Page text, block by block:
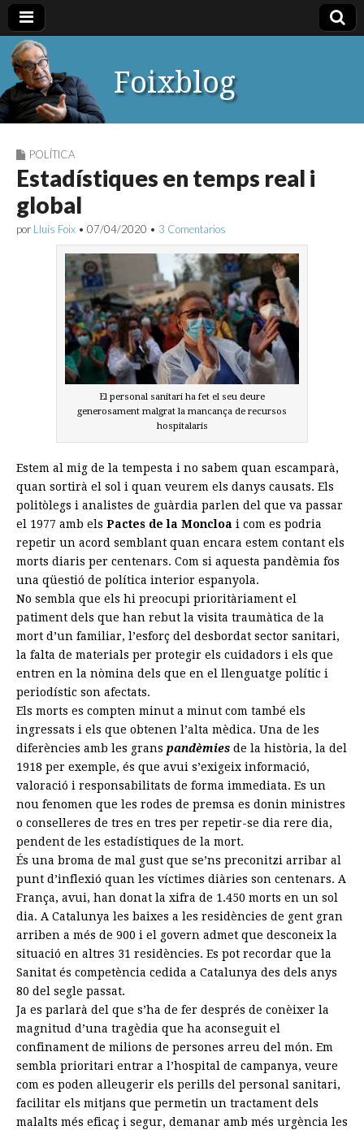
Foixblog
POLÍTICA
Estadístiques en temps real i
global
por Lluís Foix • 07/04/2020 • 3 Comentarios
El personal sanitari ha fet el seu deure
generosament malgrat la mancança de recursos
hospitalaris
Estem al mig de la tempesta i no sabem quan escamparà,
quan sortirà el sol i quan veurem els danys causats. Els
politòlegs i analistes de guàrdia parlen del que va passar
el 1977 amb els Pactes de la Moncloa i com es podria
repetir un acord semblant quan encara estem contant els
morts diaris per centenars. Com si aquesta pandèmia fos
una qüestió de política interior espanyola.
No sembla que els hi preocupi prioritàriament el
patiment dels que han rebut la visita traumàtica de la
mort d’un familiar, l’esforç del desbordat sector sanitari,
la falta de materials per protegir els cuidadors i els que
entren en la nòmina dels que en el llenguatge polític i
periodístic son afectats.
Els morts es compten minut a minut com també els
ingressats i els que obtenen l’alta mèdica. Una de les
diferències amb les grans pandèmies de la història, la del
1918 per exemple, és que avui s’exigeix informació,
valoració i responsabilitats de forma immediata. Es un
nou fenomen que les rodes de premsa es donin ministres
o conselleres de tres en tres per repetir-se dia rere dia,
pendent de les estadístiques de la mort.
És una broma de mal gust que se’ns preconitzi arribar al
punt d’inflexió quan les víctimes diàries son centenars. A
França, avui, han donat la xifra de 1.450 morts en un sol
dia. A Catalunya les baixes a les residències de gent gran
arriben a més de 900 i el govern admet que desconeix la
situació en altres 31 residències. Es pot recordar que la
Sanitat és competència cedida a Catalunya des dels anys
80 del segle passat.
Ja es parlarà del que s’ha de fer després de conèixer la
magnitud d’una tragèdia que ha aconseguit el
confinament de milions de persones arreu del món. Em
sembla prioritari entrar a l’hospital de campanya, veure
com es poden alleugerir els perills del personal sanitari,
facilitar els mitjans que permetin un tractament dels
malalts més eficaç i segur, demanar amb més urgència les